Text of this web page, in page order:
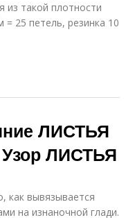
из такой плотности
25 петель, резинка 10
ЛИСТЬЯ
Узор ЛИСТЬЯ
как вывязывается
на изнаночной глади.